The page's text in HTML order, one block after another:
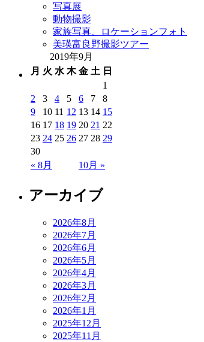
写真展
動物撮影
家族写真、ロケーションフォト
美瑛富良野撮影ツアー
2019年9月
月 火 水 木 金 土 日
« 8月 10月 »
1
2
3 4 5 6 7
8
9
10 11 12 13 14 15
16 17 18 19 20 21 22
23 24 25 26 27 28 29
30
アーカイブ
2026年8月
2026年7月
2026年6月
2026年5月
2026年4月
2026年3月
2026年2月
2026年1月
2025年12月
2025年11月